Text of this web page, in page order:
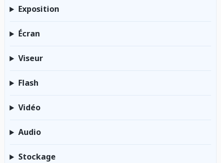
Exposition
Écran
Viseur
Flash
Vidéo
Audio
Stockage